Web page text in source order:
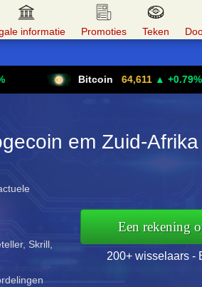
informatie Promoties Teken
Bitcoin 64,611 ▲ +0.79%
em Zuid-Afrika
Skrill,
Een rekening
200+ wisselaars -